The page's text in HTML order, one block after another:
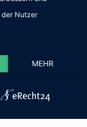
der Nutzer
MEHR